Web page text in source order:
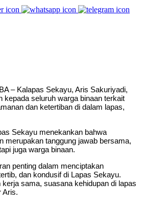
– Kalapas Sekayu, Aris Sakuriyadi,
kepada seluruh warga binaan terkait
dan ketertiban di dalam lapas,
Sekayu menekankan bahwa
merupakan tanggung jawab bersama,
juga warga binaan.
penting dalam menciptakan
dan kondusif di Lapas Sekayu.
sama, suasana kehidupan di lapas
Aris.